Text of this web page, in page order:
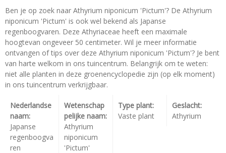
Ben je op zoek naar Athyrium niponicum 'Pictum'? De Athyrium
niponicum 'Pictum' is ook wel bekend als Japanse
regenboogvaren. Deze Athyriaceae heeft een maximale
hoogtevan ongeveer 50 centimeter. Wil je meer informatie
ontvangen of tips over deze Athyrium niponicum 'Pictum'? Je bent
van harte welkom in ons tuincentrum. Belangrijk om te weten:
niet alle planten in deze groenencyclopedie zijn (op elk moment)
in ons tuincentrum verkrijgbaar.
Nederlandse
naam:
Japanse
regenboogva
ren
Wetenschap
pelijke naam:
Athyrium
niponicum
'Pictum'
Type plant:
Vaste plant
Geslacht:
Athyrium